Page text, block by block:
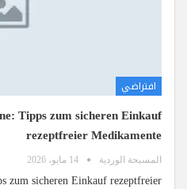
افتراضي
Tipps zum sicheren Einkauf
rezeptfreier Medikamente
المسبحة الوردية 14 مايو، 2026
zum sicheren Einkauf rezeptfreier